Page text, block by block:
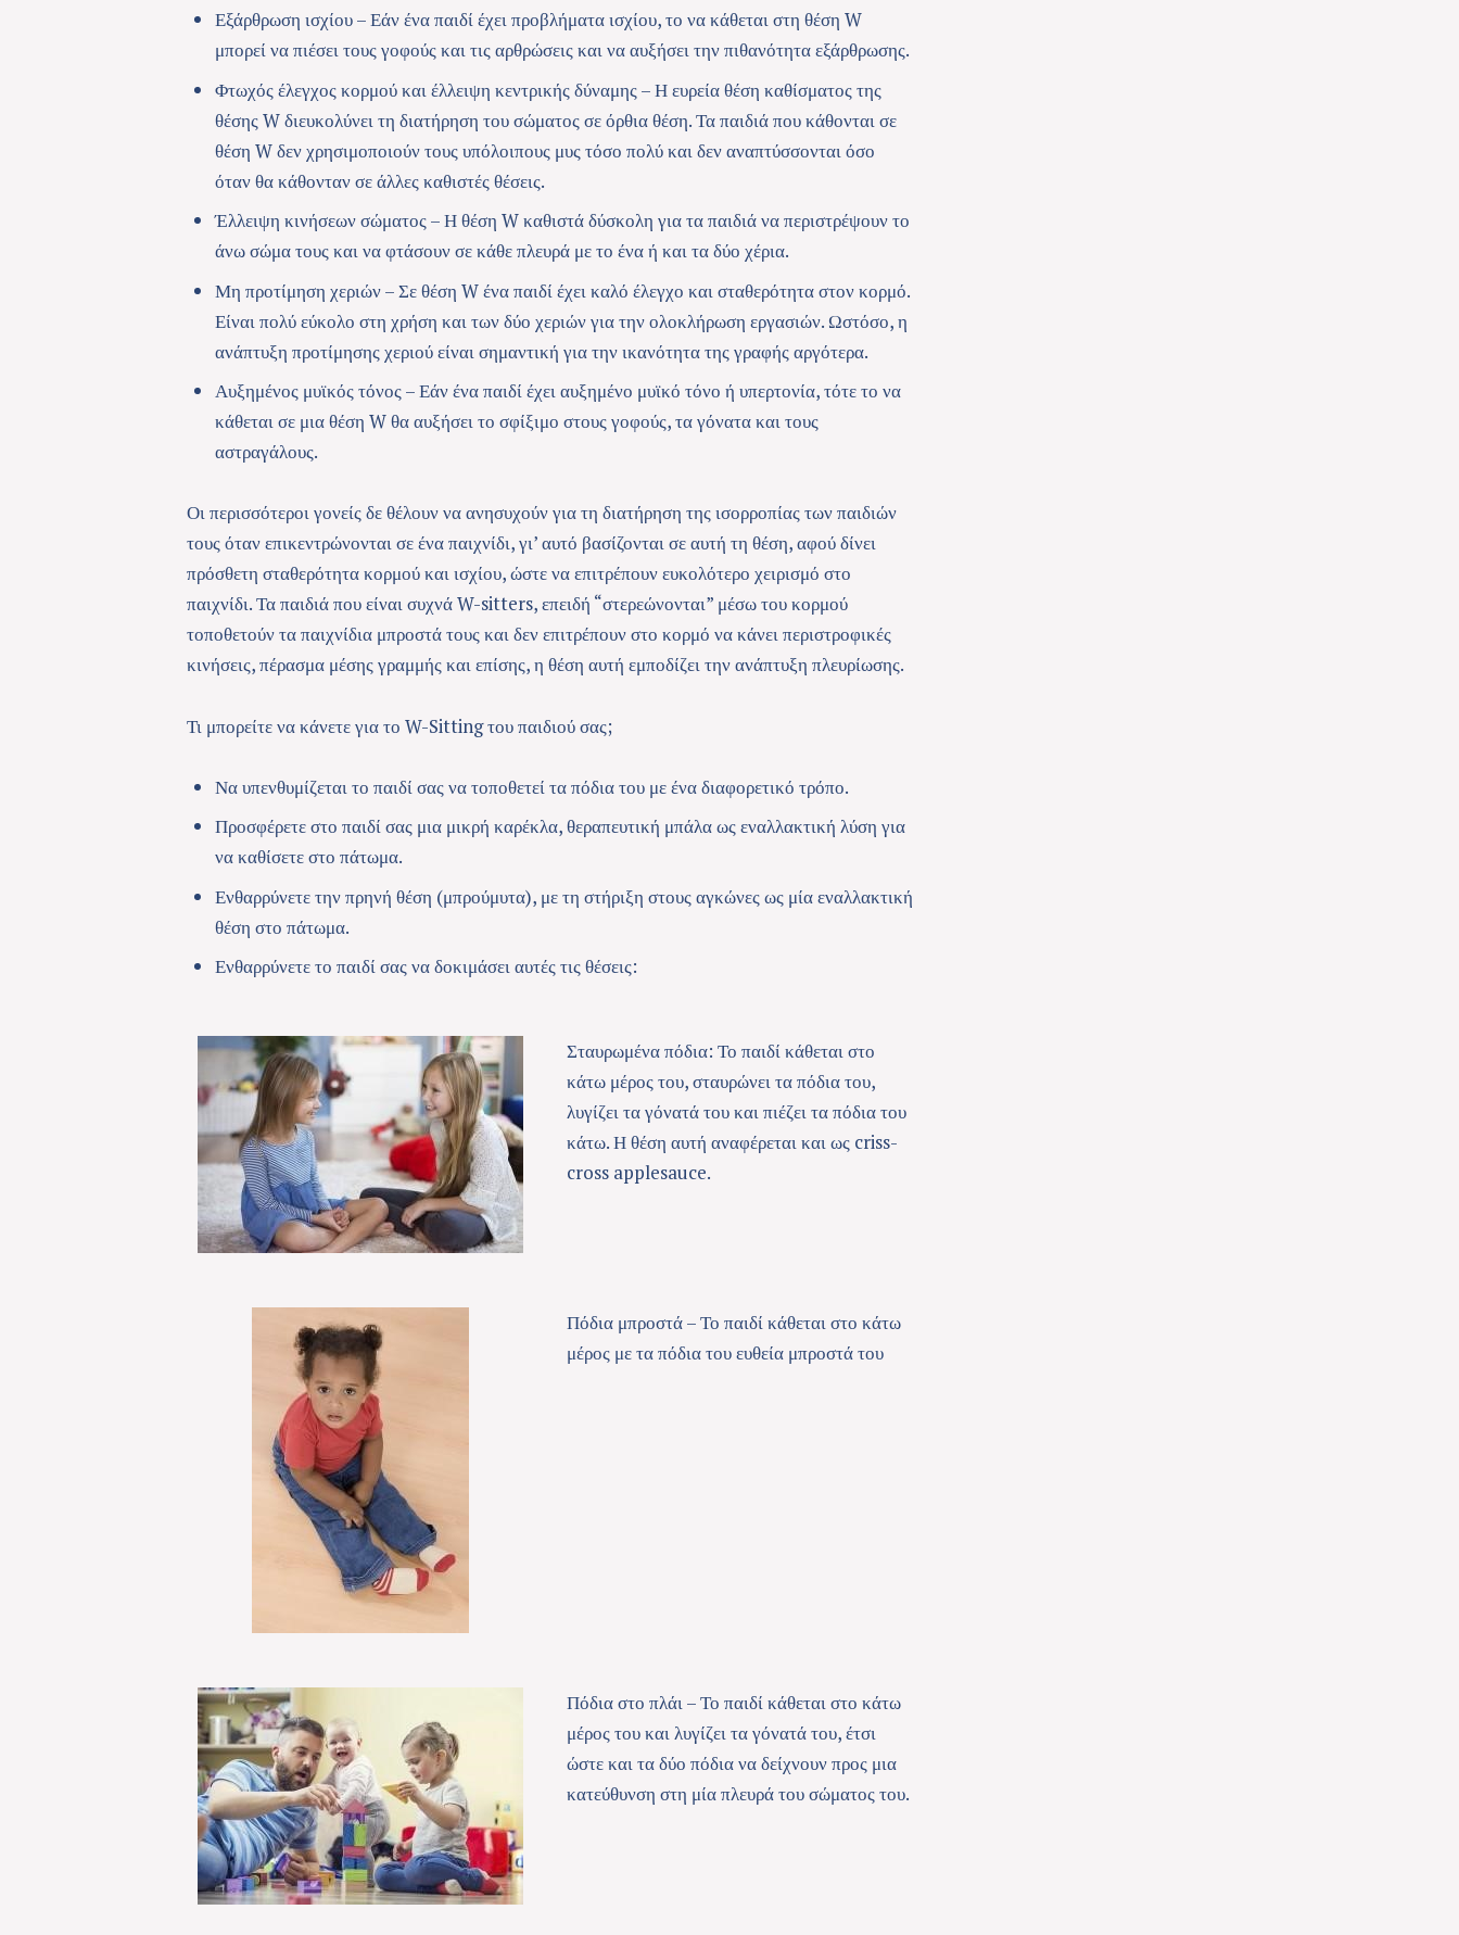
Εξάρθρωση ισχίου – Εάν ένα παιδί έχει προβλήματα ισχίου, το να κάθεται στη θέση W
μπορεί να πιέσει τους γοφούς και τις αρθρώσεις και να αυξήσει την πιθανότητα εξάρθρωσης.
Φτωχός έλεγχος κορμού και έλλειψη κεντρικής δύναμης– Η ευρεία θέση καθίσματος της
θέσης W διευκολύνει τη διατήρηση του σώματος σε όρθια θέση. Τα παιδιά που κάθονται σε
θέση W δεν χρησιμοποιούν τους υπόλοιπους μυς τόσο πολύ και δεν αναπτύσσονται όσο
όταν θα κάθονταν σε άλλες καθιστές θέσεις.
Έλλειψη κινήσεων σώματος – Η θέση W καθιστά δύσκολη για τα παιδιά να περιστρέψουν το
άνω σώμα τους και να φτάσουν σε κάθε πλευρά με το ένα ή και τα δύο χέρια.
Μη προτίμηση χεριών – Σε θέση W ένα παιδί έχει καλό έλεγχο και σταθερότητα στον κορμό.
Είναι πολύ εύκολο στη χρήση και των δύο χεριών για την ολοκλήρωση εργασιών. Ωστόσο, η
ανάπτυξη προτίμησης χεριού είναι σημαντική για την ικανότητα της γραφής αργότερα.
Αυξημένος μυϊκός τόνος – Εάν ένα παιδί έχει αυξημένο μυϊκό τόνο ή υπερτονία, τότε το να
κάθεται σε μια θέση W θα αυξήσει το σφίξιμο στους γοφούς, τα γόνατα και τους
αστραγάλους.
Οι περισσότεροι γονείς δε θέλουν να ανησυχούν για τη διατήρηση της ισορροπίας των παιδιών
τους όταν επικεντρώνονται σε ένα παιχνίδι, γι’ αυτό βασίζονται σε αυτή τη θέση, αφού δίνει
πρόσθετη σταθερότητα κορμού και ισχίου, ώστε να επιτρέπουν ευκολότερο χειρισμό στο
παιχνίδι. Τα παιδιά που είναι συχνά W-sitters, επειδή “στερεώνονται” μέσω του κορμού
τοποθετούν τα παιχνίδια μπροστά τους και δεν επιτρέπουν στο κορμό να κάνει περιστροφικές
κινήσεις, πέρασμα μέσης γραμμής και επίσης, η θέση αυτή εμποδίζει την ανάπτυξη πλευρίωσης.
Τι μπορείτε να κάνετε για το W-Sitting του παιδιού σας;
Να υπενθυμίζεται το παιδί σας να τοποθετεί τα πόδια του με ένα διαφορετικό τρόπο.
Προσφέρετε στο παιδί σας μια μικρή καρέκλα, θεραπευτική μπάλα ως εναλλακτική λύση για
να καθίσετε στο πάτωμα.
Ενθαρρύνετε την πρηνή θέση (μπρούμυτα), με τη στήριξη στους αγκώνες ως μία εναλλακτική
θέση στο πάτωμα.
Ενθαρρύνετε το παιδί σας να δοκιμάσει αυτές τις θέσεις:
Σταυρωμένα πόδια: Το παιδί κάθεται στο
κάτω μέρος του, σταυρώνει τα πόδια του,
λυγίζει τα γόνατά του και πιέζει τα πόδια του
κάτω. Η θέση αυτή αναφέρεται και ως criss-
cross applesauce.
Πόδια μπροστά – Το παιδί κάθεται στο κάτω
μέρος με τα πόδια του ευθεία μπροστά του
Πόδια στο πλάι – Το παιδί κάθεται στο κάτω
μέρος του και λυγίζει τα γόνατά του, έτσι
ώστε και τα δύο πόδια να δείχνουν προς μια
κατεύθυνση στη μία πλευρά του σώματος του.